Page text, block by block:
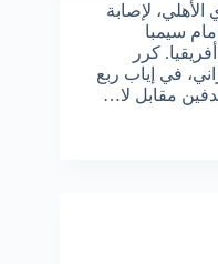
لإصابة
سيمبا
كرر
في إياب ربع
مقابل لا…